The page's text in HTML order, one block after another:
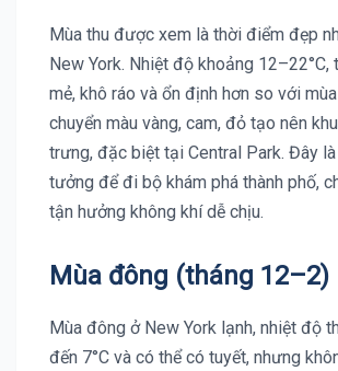
Mùa thu được xem là thời điểm đẹp
New York. Nhiệt độ khoảng 12–22°C,
mẻ, khô ráo và ổn định hơn so với
chuyển màu vàng, cam, đỏ tạo nên
trưng, đặc biệt tại Central Park. Đây
tưởng để đi bộ khám phá thành phố,
tận hưởng không khí dễ chịu.
Mùa đông (tháng 12–2)
Mùa đông ở New York lạnh, nhiệt độ
đến 7°C và có thể có tuyết, nhưng